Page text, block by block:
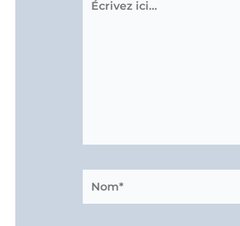
ici…